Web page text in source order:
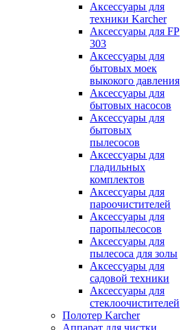
Аксессуары для
техники Karcher
Аксессуары для FP
303
Аксессуары для
бытовых моек
выкокого давления
Аксессуары для
бытовых насосов
Аксессуары для
бытовых
пылесосов
Аксессуары для
гладильных
комплектов
Аксессуары для
пароочистителей
Аксессуары для
паропылесосов
Аксессуары для
пылесоса для золы
Аксессуары для
садовой техники
Аксессуары для
стеклоочистителей
Полотер Karcher
Аппарат для чистки